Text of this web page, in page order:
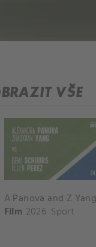
VŠE
Film 2026 Sport